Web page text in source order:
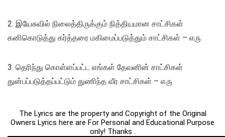
2. இயேசுவில் நிலைத்திருக்கும் நித்தியமான சாட்சிகள்
கனிகொடுத்து கர்த்தரை மகிமைப்படுத்தும் சாட்சிகள் – எரு
3. தெரிந்து கொள்ளப்பட்ட எங்கள் தேவனின் சாட்சிகள்
துன்பப்படுத்தப்பட்டும் துணிந்த வீர சாட்சிகள் – எரு
The Lyrics are the property and Copyright of the Original
Owners Lyrics here are For Personal and Educational Purpose
only! Thanks .